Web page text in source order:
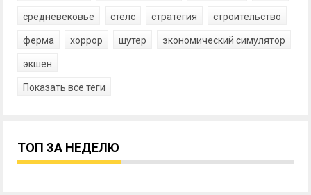
средневековье стелс стратегия строительство
ферма хоррор шутер экономический симулятор
экшен
Показать все теги
ТОП ЗА НЕДЕЛЮ